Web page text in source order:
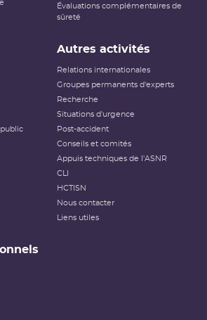
Évaluations complémentaires de
sûreté
Autres activités
Relations internationales
Groupes permanents d'experts
Recherche
Situations d'urgence
Post-accident
Conseils et comités
Appuis techniques de l'ASNR
CLI
HCTISN
Nous contacter
Liens utiles